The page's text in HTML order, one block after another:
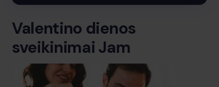
Valentino dienos
sveikinimai Jam